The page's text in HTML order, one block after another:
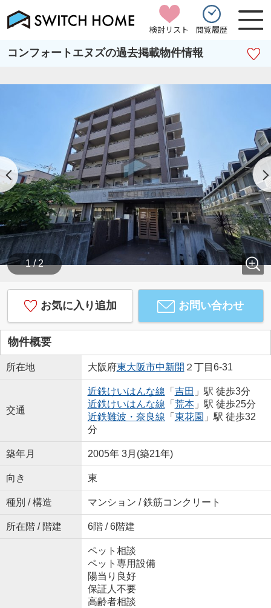
検討リスト 閲覧履歴
コンフォートエヌズの過去掲載物件情報
1 / 2
お気に入り追加 お問い合わせ
物件概要
所在地 大阪府東大阪市中新開 ２丁目6-31
交通
近鉄けいはんな線 「 吉田 」駅 徒歩3分
近鉄けいはんな線 「 荒本」駅 徒歩25分
近鉄難波・奈良線 「 東花園 」駅 徒歩32
分
築年月 2005年 3月(築21年)
向き 東
種別 / 構造 マンション / 鉄筋コンクリート
所在階 / 階建 6階 / 6階建
ペット相談
ペット専用設備
陽当り良好
保証人不要
高齢者相談